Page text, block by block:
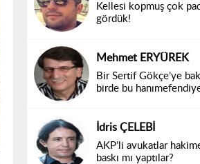
Kellesi kopmuş çok
gördük!
Mehmet ERYÜREK
Bir Sertif Gökçe’ye bak,
birde bu
İdris ÇELEBİ
AKP’li avukatlar
baskı mı yaptılar?